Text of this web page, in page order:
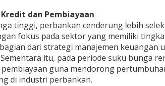
dan Pembiayaan
tinggi, perbankan cenderung lebih
fokus pada sektor yang memiliki
dari strategi manajemen keuangan
itu, pada periode suku bunga
guna mendorong
di industri perbankan.